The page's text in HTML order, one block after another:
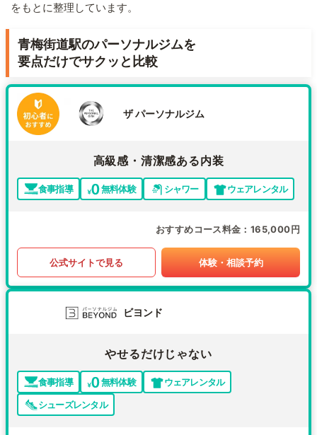
をもとに整理しています。
青梅街道駅のパーソナルジムを
要点だけでサクッと比較
ザ パーソナルジム
高級感・清潔感ある内装
食事指導 無料体験 シャワー ウェアレンタル
おすすめコース料金 165,000円
公式サイトで見る 体験・相談予約
ビヨンド
やせるだけじゃない
食事指導 無料体験
ウェアレンタル
シューズレンタル